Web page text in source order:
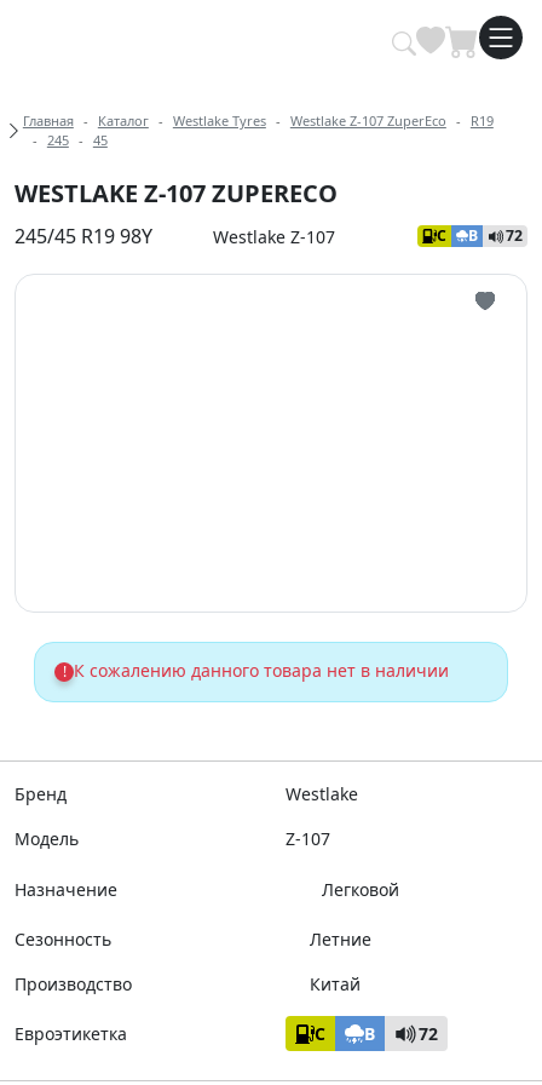
Купить автомобильные шины
Хлебные крошки
Главная Каталог Westlake Tyres Westlake Z-107 ZuperEco
R19
245
45
WESTLAKE Z-107 ZUPERECO
245/45 R19 98Y Westlake Z-107 C B 72
! К сожалению данного товара нет в наличии
Бренд
Westlake
Модель
Z-107
Назначение Легковой
Сезонность
Летние
Производство
Китай
Евроэтикетка C B 72